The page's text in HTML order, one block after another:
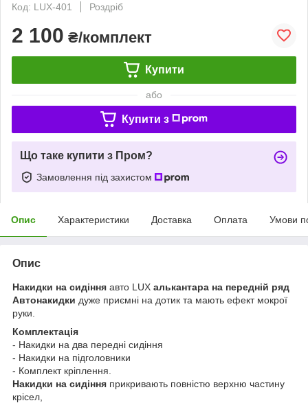
Код: LUX-401
Роздріб
2 100 ₴/комплект
Купити
або
Купити з
Що таке купити з Пром?
Замовлення під захистом
Опис Характеристики Доставка Оплата Умови
Опис
Накидки на сидіння авто LUX алькантара на передній ряд
Автонакидки дуже приємні на дотик та мають ефект мокрої
руки.
Комплектація
- Накидки на два передні сидіння
- Накидки на підголовники
- Комплект кріплення.
Накидки на сидіння прикривають повністю верхню частину
крісел,